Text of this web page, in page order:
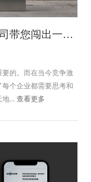
提升品牌知名度，苏州品牌策划公司带您闯出一片天
的。而在当今竞争激
个企业都需要思考和
地...查看更多